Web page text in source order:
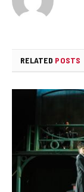
RELATED POSTS